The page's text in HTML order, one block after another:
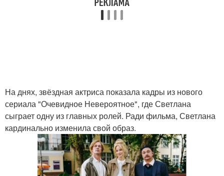
На днях, звёздная актриса показала кадры из нового
сериала "Очевидное Невероятное", где Светлана
сыграет одну из главных ролей. Ради фильма, Светлана
кардинально изменила свой образ.